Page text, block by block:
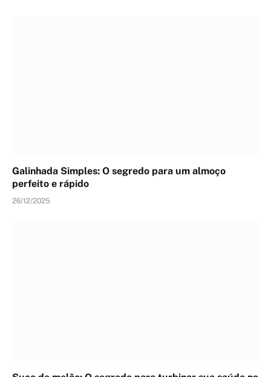
Galinhada Simples: O segredo para um almoço
perfeito e rápido
26/12/2025